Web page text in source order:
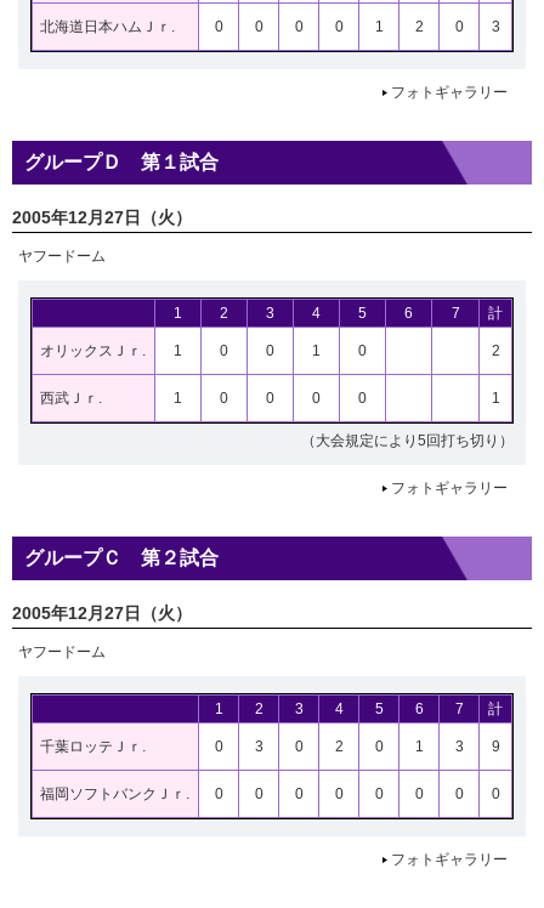
北海道日本ハムＪｒ. 0 0 0 0 1 2 0 3
フォトギャラリー
グループＤ 第１試合
2005年12月27日（火）
ヤフードーム
1 2 3 4 5 6 7 計
オリックスＪｒ. 1 0 0 1 0 2
西武Ｊｒ. 1 0 0 0 0 1
（大会規定により5回打ち切り）
フォトギャラリー
グループＣ 第２試合
2005年12月27日（火）
ヤフードーム
1 2 3 4 5 6 7 計
千葉ロッテＪｒ. 0 3 0 2 0 1 3 9
福岡ソフトバンクＪｒ. 0 0 0 0 0 0 0 0
フォトギャラリー